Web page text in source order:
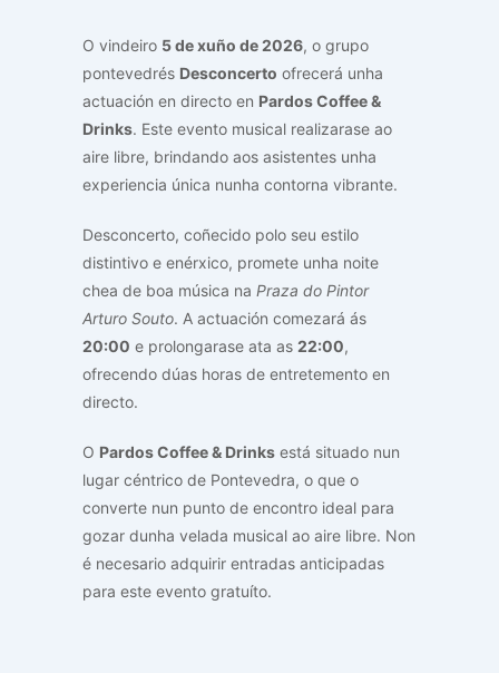
O vindeiro 5 de xuño de 2026, o grupo
pontevedrés Desconcerto ofrecerá unha
actuación en directo en Pardos Coffee &
Drinks. Este evento musical realizarase ao
aire libre, brindando aos asistentes unha
experiencia única nunha contorna vibrante.
Desconcerto, coñecido polo seu estilo
distintivo e enérxico, promete unha noite
chea de boa música na Praza do Pintor
Arturo Souto. A actuación comezará ás
20:00 e prolongarase ata as 22:00,
ofrecendo dúas horas de entretemento en
directo.
O Pardos Coffee & Drinks está situado nun
lugar céntrico de Pontevedra, o que o
converte nun punto de encontro ideal para
gozar dunha velada musical ao aire libre. Non
é necesario adquirir entradas anticipadas
para este evento gratuíto.